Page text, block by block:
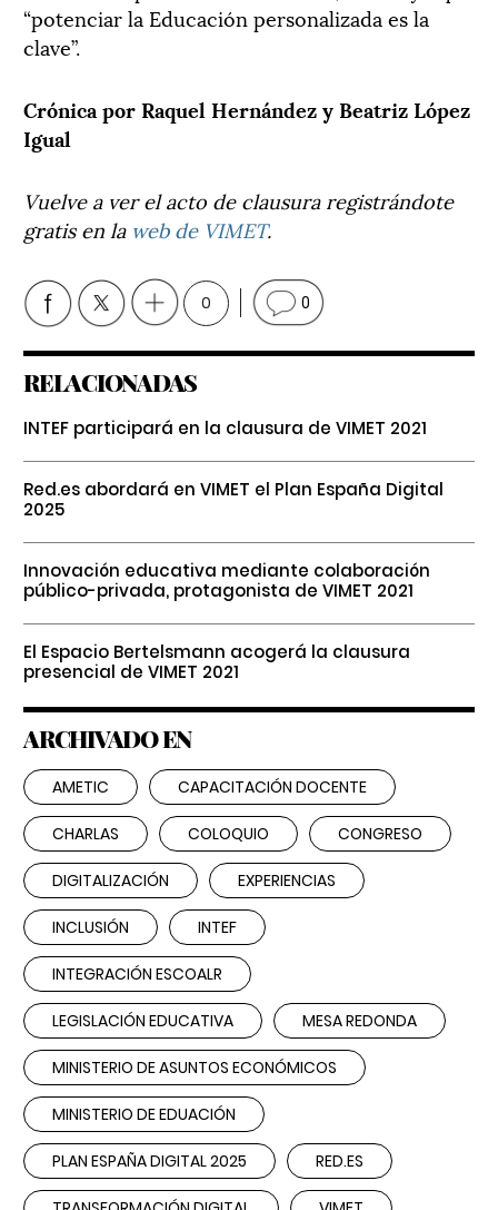
“potenciar la Educación personalizada es la
clave”.
Crónica por Raquel Hernández y Beatriz López
Igual
Vuelve a ver el acto de clausura registrándote
gratis en la web de VIMET.
0 0
RELACIONADAS
INTEF participará en la clausura de VIMET 2021
Red.es abordará en VIMET el Plan España Digital
2025
Innovación educativa mediante colaboración
público-privada, protagonista de VIMET 2021
El Espacio Bertelsmann acogerá la clausura
presencial de VIMET 2021
ARCHIVADO EN
AMETIC CAPACITACIÓN DOCENTE
CHARLAS COLOQUIO CONGRESO
DIGITALIZACIÓN EXPERIENCIAS
INCLUSIÓN INTEF
INTEGRACIÓN ESCOALR
LEGISLACIÓN EDUCATIVA MESA REDONDA
MINISTERIO DE ASUNTOS ECONÓMICOS
MINISTERIO DE EDUACIÓN
PLAN ESPAÑA DIGITAL 2025 RED.ES